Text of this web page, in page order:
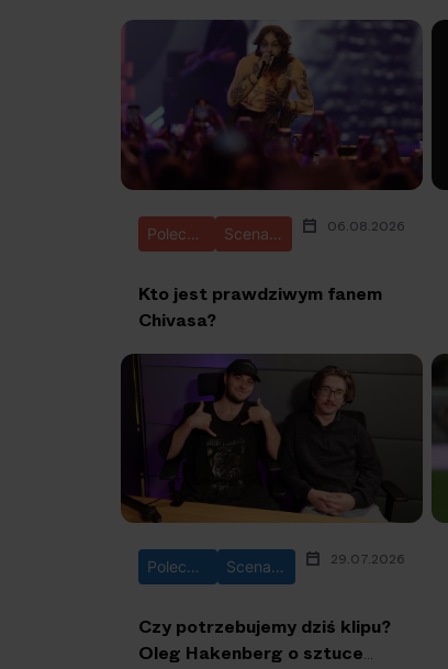
Polecane Scena Impostora 06.08.2026
Kto jest prawdziwym fanem
Chivasa?
Polecane Scena Główna 29.07.2026
Czy potrzebujemy dziś klipu?
Oleg Hakenberg o sztuce